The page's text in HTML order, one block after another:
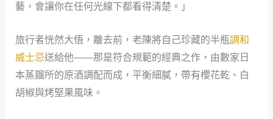
藝，會讓你在任何光線下都看得清楚。」
旅行者恍然大悟，離去前，老陳將自己珍藏的半瓶調和
威士忌送給他——那是符合規範的經典之作，由數家日
本蒸餾所的原酒調配而成，平衡細膩，帶有櫻花乾、白
胡椒與烤堅果風味。